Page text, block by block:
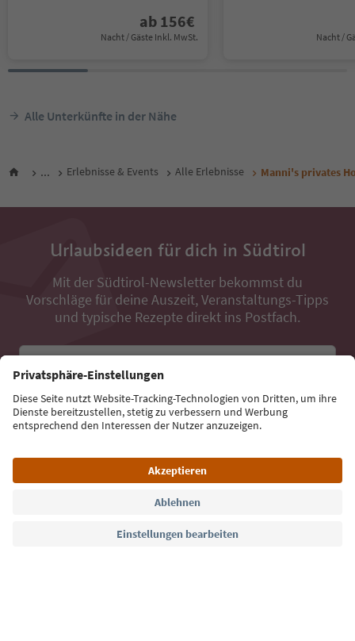
ab 156€
Nacht / Gäste Inkl. MwSt. Nacht /
Alle Unterkünfte in der Nähe
... Erlebnisse & Events Alle Erlebnisse Manni's privates
Urlaubsideen für dich in Südtirol
Mit der Südtirol-Newsletter bekommst du
Vorschläge für deine Auszeit, Veranstaltungs-Tipps
und typische Rezepte direkt ins Postfach.
Jetzt anmelden